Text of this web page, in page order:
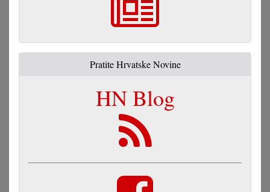
Pratite Hrvatske Novine
HN Blog